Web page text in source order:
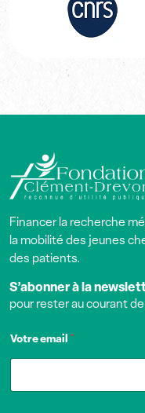
Financer la recherche
la mobilité des jeunes
des patients.
S’abonner à la
pour rester au courant
Votre email *